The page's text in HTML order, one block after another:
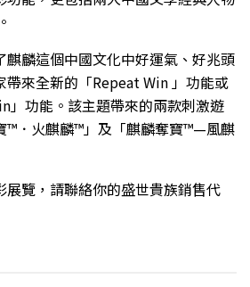
麒麟這個中國文化中好運氣、好兆頭
帶來全新的「Repeat Win 」功能或
」功能。該主題帶來的兩款刺激遊
™．火麒麟™」及「麒麟奪寶™—風麒
展覽，請聯絡你的盛世貴族銷售代